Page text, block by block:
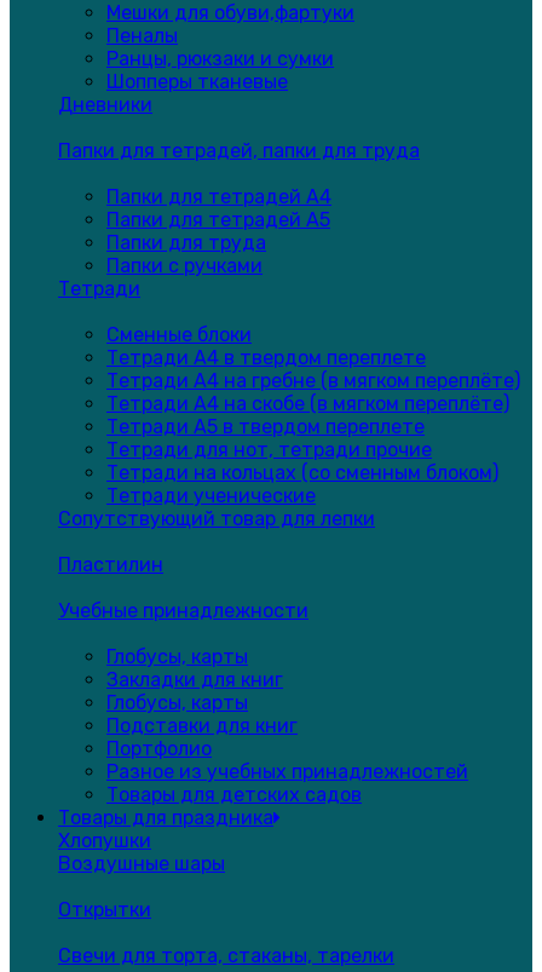
Мешки для обуви,фартуки
Пеналы
Ранцы, рюкзаки и сумки
Шопперы тканевые
Дневники
Папки для тетрадей, папки для труда
Папки для тетрадей А4
Папки для тетрадей А5
Папки для труда
Папки с ручками
Тетради
Сменные блоки
Тетради А4 в твердом переплете
Тетради А4 на гребне (в мягком переплёте)
Тетради А4 на скобе (в мягком переплёте)
Тетради А5 в твердом переплете
Тетради для нот, тетради прочие
Тетради на кольцах (со сменным блоком)
Тетради ученические
Сопутствующий товар для лепки
Пластилин
Учебные принадлежности
Глобусы, карты
Закладки для книг
Глобусы, карты
Подставки для книг
Портфолио
Разное из учебных принадлежностей
Товары для детских садов
Товары для праздника
Хлопушки
Воздушные шары
Открытки
Свечи для торта, стаканы, тарелки